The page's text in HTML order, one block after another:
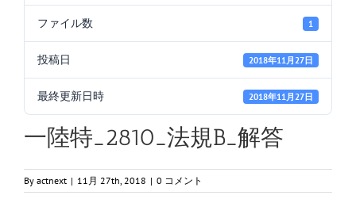
ファイル数 1
投稿日 2018年11月27日
最終更新日時 2018年11月27日
一陸特_2810_法規B_解答
By actnext | 11月 27th, 2018 | 0 コメント